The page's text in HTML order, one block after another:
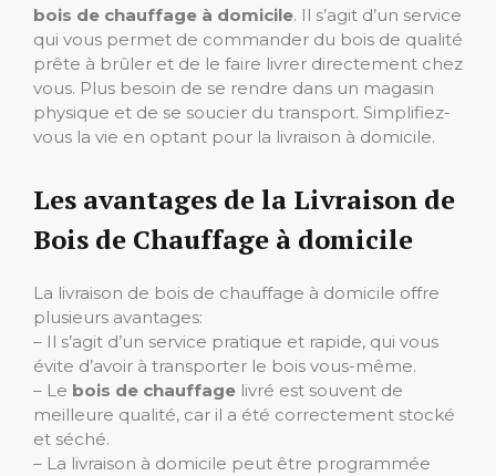
bois de chauffage à domicile. Il s’agit d’un service
qui vous permet de commander du bois de qualité
prête à brûler et de le faire livrer directement chez
vous. Plus besoin de se rendre dans un magasin
physique et de se soucier du transport. Simplifiez-
vous la vie en optant pour la livraison à domicile.
Les avantages de la Livraison de
Bois de Chauffage à domicile
La livraison de bois de chauffage à domicile offre
plusieurs avantages:
– Il s’agit d’un service pratique et rapide, qui vous
évite d’avoir à transporter le bois vous-même.
– Le bois de chauffage livré est souvent de
meilleure qualité, car il a été correctement stocké
et séché.
– La livraison à domicile peut être programmée